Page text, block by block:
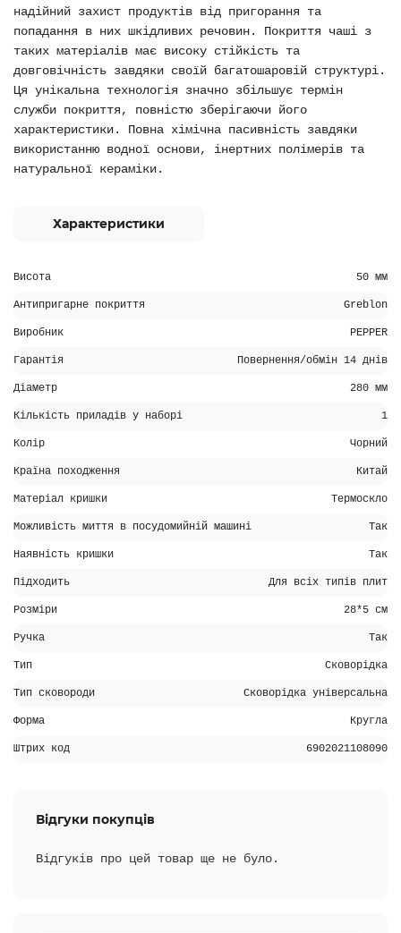
надійний захист продуктів від пригорання та
попадання в них шкідливих речовин. Покриття чаші з
таких матеріалів має високу стійкість та
довговічність завдяки своїй багатошаровій структурі.
Ця унікальна технологія значно збільшує термін
служби покриття, повністю зберігаючи його
характеристики. Повна хімічна пасивність завдяки
використанню водної основи, інертних полімерів та
натуральної кераміки.
Характеристики
Висота 50 мм
Антипригарне покриття Greblon
Виробник PEPPER
Гарантія Повернення/обмін 14 днів
Діаметр 280 мм
Кількість приладів у наборі 1
Колір Чорний
Країна походження Китай
Матеріал кришки Термоскло
Можливість миття в посудомийній машині Так
Наявність кришки Так
Підходить Для всіх типів плит
Розміри 28*5 см
Ручка Так
Тип Сковорідка
Тип сковороди Сковорідка універсальна
Форма Кругла
Штрих код 6902021108090
Відгуки покупців
Відгуків про цей товар ще не було.